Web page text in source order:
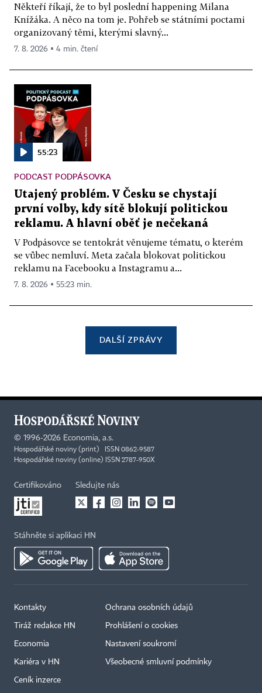
Někteří říkají, že to byl poslední happening Milana
Knížáka. A něco na tom je. Pohřeb se státními poctami
organizovaný těmi, kterými slavný...
7. 8. 2026 ▪ 4 min. čtení
55:23
PODCAST PODPÁSOVKA
Utajený problém. V Česku se chystají
první volby, kdy sítě blokují politickou
reklamu. A hlavní oběť je nečekaná
V Podpásovce se tentokrát věnujeme tématu, o kterém
se vůbec nemluví. Meta začala blokovat politickou
reklamu na Facebooku a Instagramu a...
7. 8. 2026 ▪ 55:23 min.
DALŠÍ ZPRÁVY
© 1996-2026 Economia, a.s.
Hospodářské noviny (print) ISSN 0862-9587
Hospodářské noviny (online) ISSN 2787-950X
Certifikováno Sledujte nás
Stáhněte si aplikaci HN
Kontakty
Tiráž redakce HN
Economia
Kariéra v HN
Ceník inzerce
Ochrana osobních údajů
Prohlášení o cookies
Nastavení soukromí
Všeobecné smluvní podmínky